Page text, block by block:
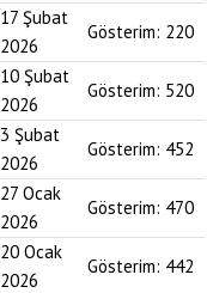
17 Şubat
2026
Gösterim: 220
10 Şubat
2026
Gösterim: 520
3 Şubat
2026
Gösterim: 452
27 Ocak
2026
Gösterim: 470
20 Ocak
2026
Gösterim: 442